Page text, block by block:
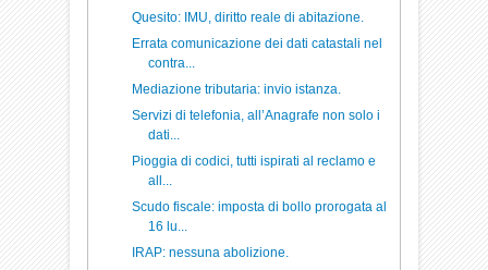
Quesito: IMU, diritto reale di abitazione.
Errata comunicazione dei dati catastali nel
contra...
Mediazione tributaria: invio istanza.
Servizi di telefonia, all’Anagrafe non solo i
dati...
Pioggia di codici, tutti ispirati al reclamo e
all...
Scudo fiscale: imposta di bollo prorogata al
16 lu...
IRAP: nessuna abolizione.